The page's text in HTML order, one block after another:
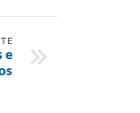
e